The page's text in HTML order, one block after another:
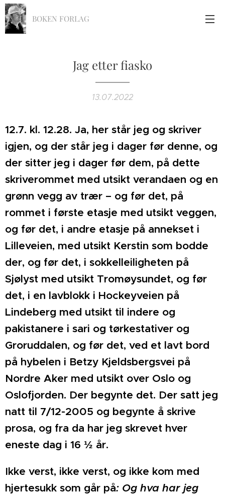
BOKEN FORLAG
Jag etter fiasko
13.07.2022
12.7. kl. 12.28. Ja, her står jeg og skriver
igjen, og der står jeg i dager før denne, og
der sitter jeg i dager før dem, på dette
skriverommet med utsikt verandaen og en
grønn vegg av trær – og før det, på
rommet i første etasje med utsikt veggen,
og før det, i andre etasje på annekset i
Lilleveien, med utsikt Kerstin som bodde
der, og før det, i sokkelleiligheten på
Sjølyst med utsikt Tromøysundet, og før
det, i en lavblokk i Hockeyveien på
Lindeberg med utsikt til indere og
pakistanere i sari og tørkestativer og
Groruddalen, og før det, ved et lavt bord
på hybelen i Betzy Kjeldsbergsvei på
Nordre Aker med utsikt over Oslo og
Oslofjorden. Der begynte det. Der satt jeg
natt til 7/12-2005 og begynte å skrive
prosa, og fra da har jeg skrevet hver
eneste dag i 16 ½ år.
Ikke verst, ikke verst, og ikke kom med
hjertesukk som går på: Og hva har jeg